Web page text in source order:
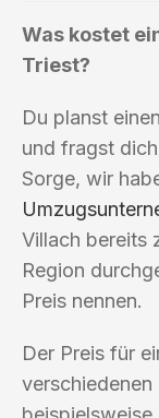
Was kostet
Triest?
Du planst
und fragst
Sorge, wir
Villach bereits
Region
Preis nennen.
Der Preis für